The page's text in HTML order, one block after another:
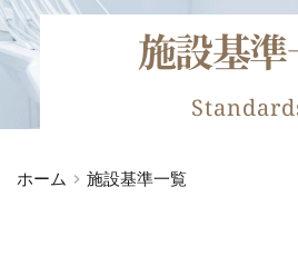
施設基
ホーム 施設基準一覧